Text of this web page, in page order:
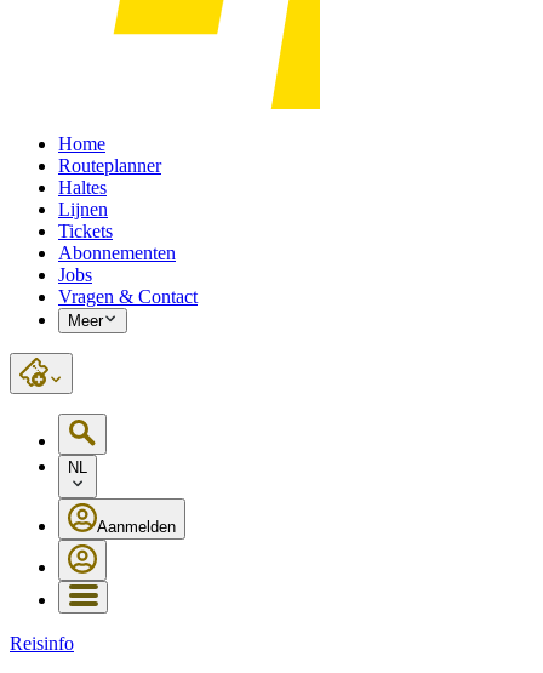
Home
Routeplanner
Haltes
Lijnen
Tickets
Abonnementen
Jobs
Vragen & Contact
Meer
NL
Aanmelden
Reisinfo